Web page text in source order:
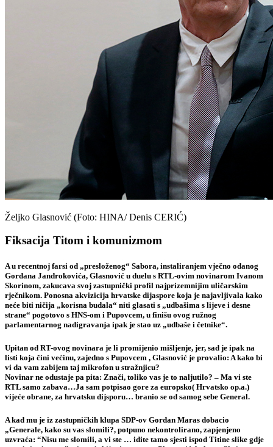
Željko Glasnović (Foto: HINA/ Denis CERIĆ)
Fiksacija Titom i komunizmom
A u recentnoj farsi od „presloženog“ Sabora, instaliranjem vječno odanog
Gordana Jandrokovića, Glasnović u duelu s RTL-ovim novinarom Ivanom
Skorinom, zakucava svoj zastupnički profil najprizemnijim uličarskim
rječnikom. Ponosna akvizicija hrvatske dijaspore koja je najavljivala kako
neće biti ničija „korisna budala“ niti glasati s „udbašima s lijeve i desne
strane“ pogotovo s HNS-om i Pupovcem, u finišu ovog ružnog
parlamentarnog nadigravanja ipak je stao uz „udbaše i četnike“.
Upitan od RT-ovog novinara je li promijenio mišljenje, jer, sad je ipak na
listi koja čini većinu, zajedno s Pupovcem , Glasnović je provalio: A kako bi
vi da vam zabijem taj mikrofon u stražnjicu?
Novinar ne odustaje pa pita: Znači, toliko vas je to naljutilo? – Ma vi ste
RTL samo zabava…Ja sam potpisao gore za europsko( Hrvatsko op.a.)
vijeće obrane, za hrvatsku dijsporu… branio se od samog sebe General.
A kad mu je iz zastupničkih klupa SDP-ov Gordan Maras dobacio
„Generale, kako su vas slomili?, potpuno nekontrolirano, zapjenjeno
uzvraća: “Nisu me slomili, a vi ste … idite tamo sjesti ispod Titine slike gdje